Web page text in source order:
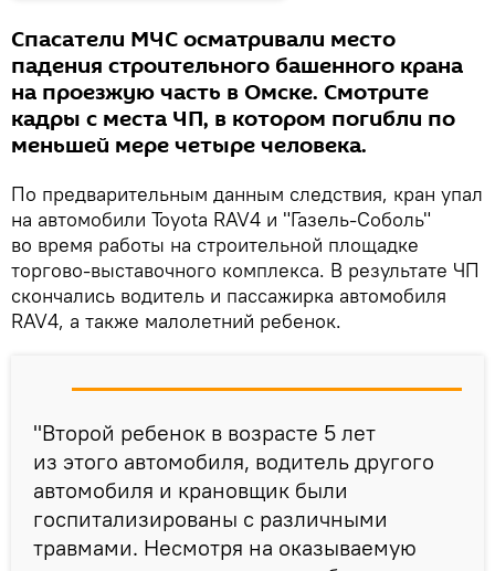
Спасатели МЧС осматривали место
падения строительного башенного крана
на проезжую часть в Омске. Смотрите
кадры с места ЧП, в котором погибли по
меньшей мере четыре человека.
По предварительным данным следствия, кран упал
на автомобили Toyota RAV4 и "Газель-Соболь"
во время работы на строительной площадке
торгово-выставочного комплекса. В результате ЧП
скончались водитель и пассажирка автомобиля
RAV4, а также малолетний ребенок.
"Второй ребенок в возрасте 5 лет
из этого автомобиля, водитель другого
автомобиля и крановщик были
госпитализированы с различными
травмами. Несмотря на оказываемую